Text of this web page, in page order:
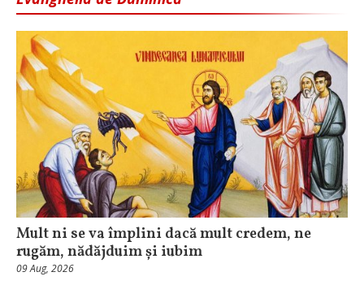
Mult ni se va împlini dacă mult credem, ne
rugăm, nădăjduim și iubim
09 Aug, 2026